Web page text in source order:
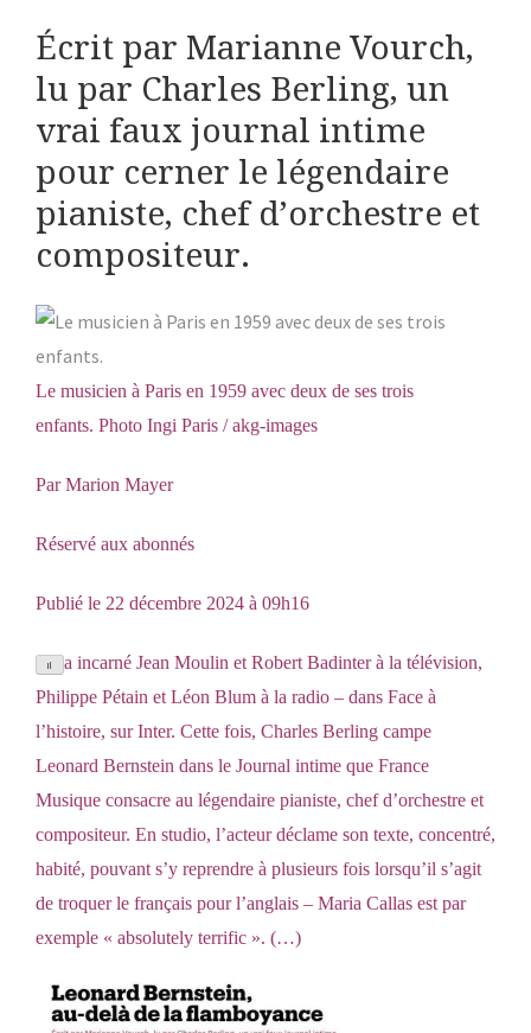
Écrit par Marianne Vourch,
lu par Charles Berling, un
vrai faux journal intime
pour cerner le légendaire
pianiste, chef d’orchestre et
compositeur.
Le musicien à Paris en 1959 avec deux de ses trois
enfants. Photo Ingi Paris / akg-images
ParMarion Mayer
Réservé aux abonnés
Publié le 22 décembre 2024 à 09h16
Il
a incarné Jean Moulin et Robert Badinter à la télévision,
Philippe Pétain et Léon Blum à la radio – dans Face à
l’histoire, sur Inter. Cette fois, Charles Berling campe
Leonard Bernstein dans le Journal intime que France
Musique consacre au légendaire pianiste, chef d’orchestre et
compositeur. En studio, l’acteur déclame son texte, concentré,
habité, pouvant s’y reprendre à plusieurs fois lorsqu’il s’agit
de troquer le français pour l’anglais – Maria Callas est par
exemple « absolutely terrific ». (…)